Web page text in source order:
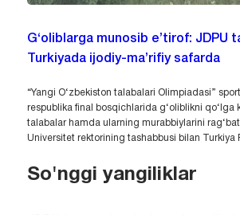
G‘oliblarga munosib e’tirof: JDPU
Turkiyada ijodiy-ma’rifiy safarda
“Yangi O‘zbekiston talabalari Olimpiadasi”
respublika final bosqichlarida g‘oliblikni qo‘lga
talabalar hamda ularning murabbiylarini
Universitet rektorining tashabbusi bilan Turkiya
So'nggi yangiliklar